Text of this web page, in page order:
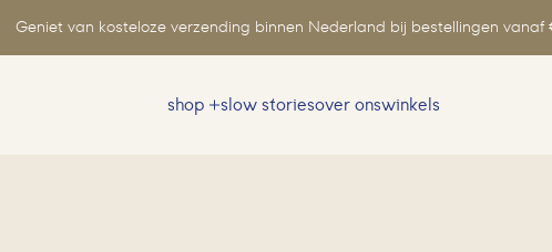
Geniet van kosteloze verzending binnen Nederland bij bestellingen vanaf
shop slow storiesover onswinkels